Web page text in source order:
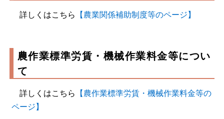
詳しくはこちら 【農業関係補助制度等のページ】
農作業標準労賃・機械作業料金等につい
て
詳しくはこちら 【農作業標準労賃・機械作業料金等の
ページ】